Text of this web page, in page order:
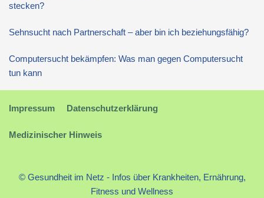
stecken?
Sehnsucht nach Partnerschaft – aber bin ich beziehungsfähig?
Computersucht bekämpfen: Was man gegen Computersucht
tun kann
Impressum Datenschutzerklärung
Medizinischer Hinweis
© Gesundheit im Netz - Infos über Krankheiten, Ernährung,
Fitness und Wellness